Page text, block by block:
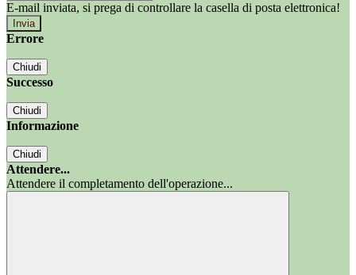
E-mail inviata, si prega di controllare la casella di posta elettronica!
Errore
Chiudi
Successo
Chiudi
Informazione
Chiudi
Attendere...
Attendere il completamento dell'operazione...